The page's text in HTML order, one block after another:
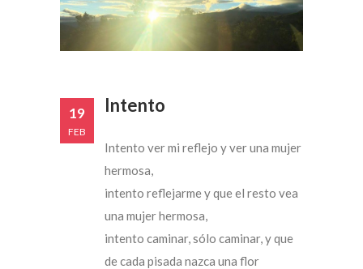
19
FEB
Intento
Intento ver mi reflejo y ver una mujer
hermosa,
intento reflejarme y que el resto vea
una mujer hermosa,
intento caminar, sólo caminar, y que
de cada pisada nazca una flor